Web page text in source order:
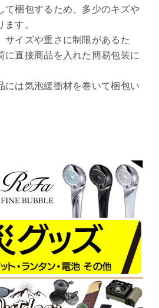
梱包するため、多少のキズや
す。
イズや重さに制限があるた
に直接商品を入れた簡易包装に
は気泡緩衝材を巻いて梱包い